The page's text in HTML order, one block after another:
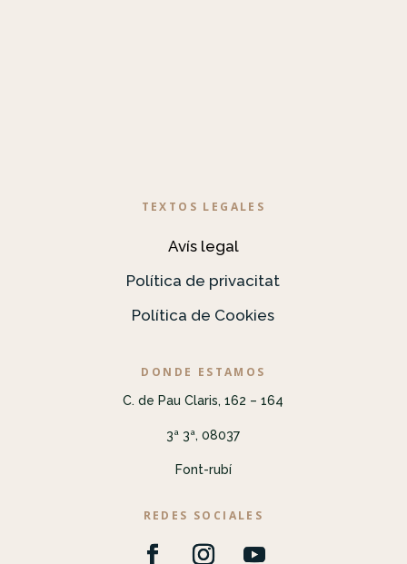
TEXTOS LEGALES
Avís legal
Política de privacitat
Política de Cookies
DONDE ESTAMOS
C. de Pau Claris, 162 – 164
3ª 3ª, 08037
Font-rubí
REDES SOCIALES